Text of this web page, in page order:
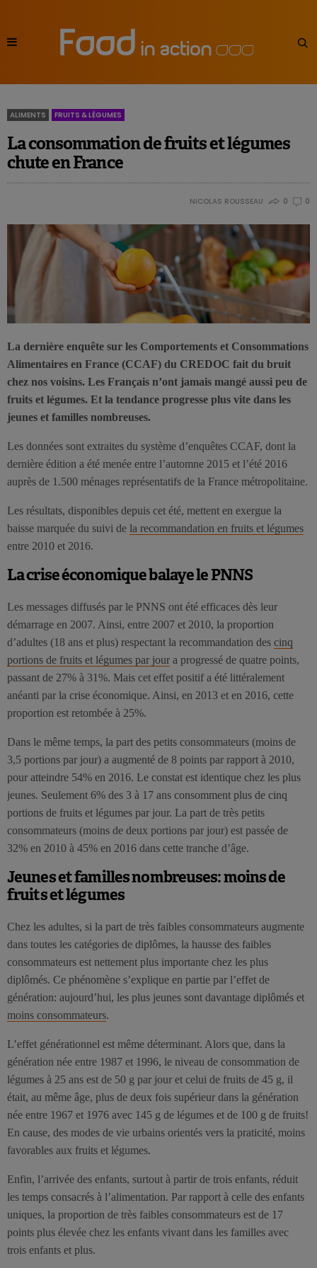
ALIMENTS FRUITS & LÉGUMES
La consommation de fruits et légumes
chute en France
NICOLAS ROUSSEAU 0 0
La dernière enquête sur les Comportements et Consommations
Alimentaires en France (CCAF) du CREDOC fait du bruit
chez nos voisins. Les Français n’ont jamais mangé aussi peu de
fruits et légumes. Et la tendance progresse plus vite dans les
jeunes et familles nombreuses.
Les données sont extraites du système d’enquêtes CCAF, dont la
dernière édition a été menée entre l’automne 2015 et l’été 2016
auprès de 1.500 ménages représentatifs de la France métropolitaine.
Les résultats, disponibles depuis cet été, mettent en exergue la
baisse marquée du suivi de la recommandation en fruits et légumes
entre 2010 et 2016.
La crise économique balaye le PNNS
Les messages diffusés par le PNNS ont été efficaces dès leur
démarrage en 2007. Ainsi, entre 2007 et 2010, la proportion
d’adultes (18 ans et plus) respectant la recommandation des cinq
portions de fruits et légumes par jour a progressé de quatre points,
passant de 27% à 31%. Mais cet effet positif a été littéralement
anéanti par la crise économique. Ainsi, en 2013 et en 2016, cette
proportion est retombée à 25%.
Dans le même temps, la part des petits consommateurs (moins de
3,5 portions par jour) a augmenté de 8 points par rapport à 2010,
pour atteindre 54% en 2016. Le constat est identique chez les plus
jeunes. Seulement 6% des 3 à 17 ans consomment plus de cinq
portions de fruits et légumes par jour. La part de très petits
consommateurs (moins de deux portions par jour) est passée de
32% en 2010 à 45% en 2016 dans cette tranche d’âge.
Jeunes et familles nombreuses: moins de
fruits et légumes
Chez les adultes, si la part de très faibles consommateurs augmente
dans toutes les catégories de diplômes, la hausse des faibles
consommateurs est nettement plus importante chez les plus
diplômés. Ce phénomène s’explique en partie par l’effet de
génération: aujourd’hui, les plus jeunes sont davantage diplômés et
moins consommateurs.
L’effet générationnel est même déterminant. Alors que, dans la
génération née entre 1987 et 1996, le niveau de consommation de
légumes à 25 ans est de 50 g par jour et celui de fruits de 45 g, il
était, au même âge, plus de deux fois supérieur dans la génération
née entre 1967 et 1976 avec 145 g de légumes et de 100 g de fruits!
En cause, des modes de vie urbains orientés vers la praticité, moins
favorables aux fruits et légumes.
Enfin, l’arrivée des enfants, surtout à partir de trois enfants, réduit
les temps consacrés à l’alimentation. Par rapport à celle des enfants
uniques, la proportion de très faibles consommateurs est de 17
points plus élevée chez les enfants vivant dans les familles avec
trois enfants et plus.